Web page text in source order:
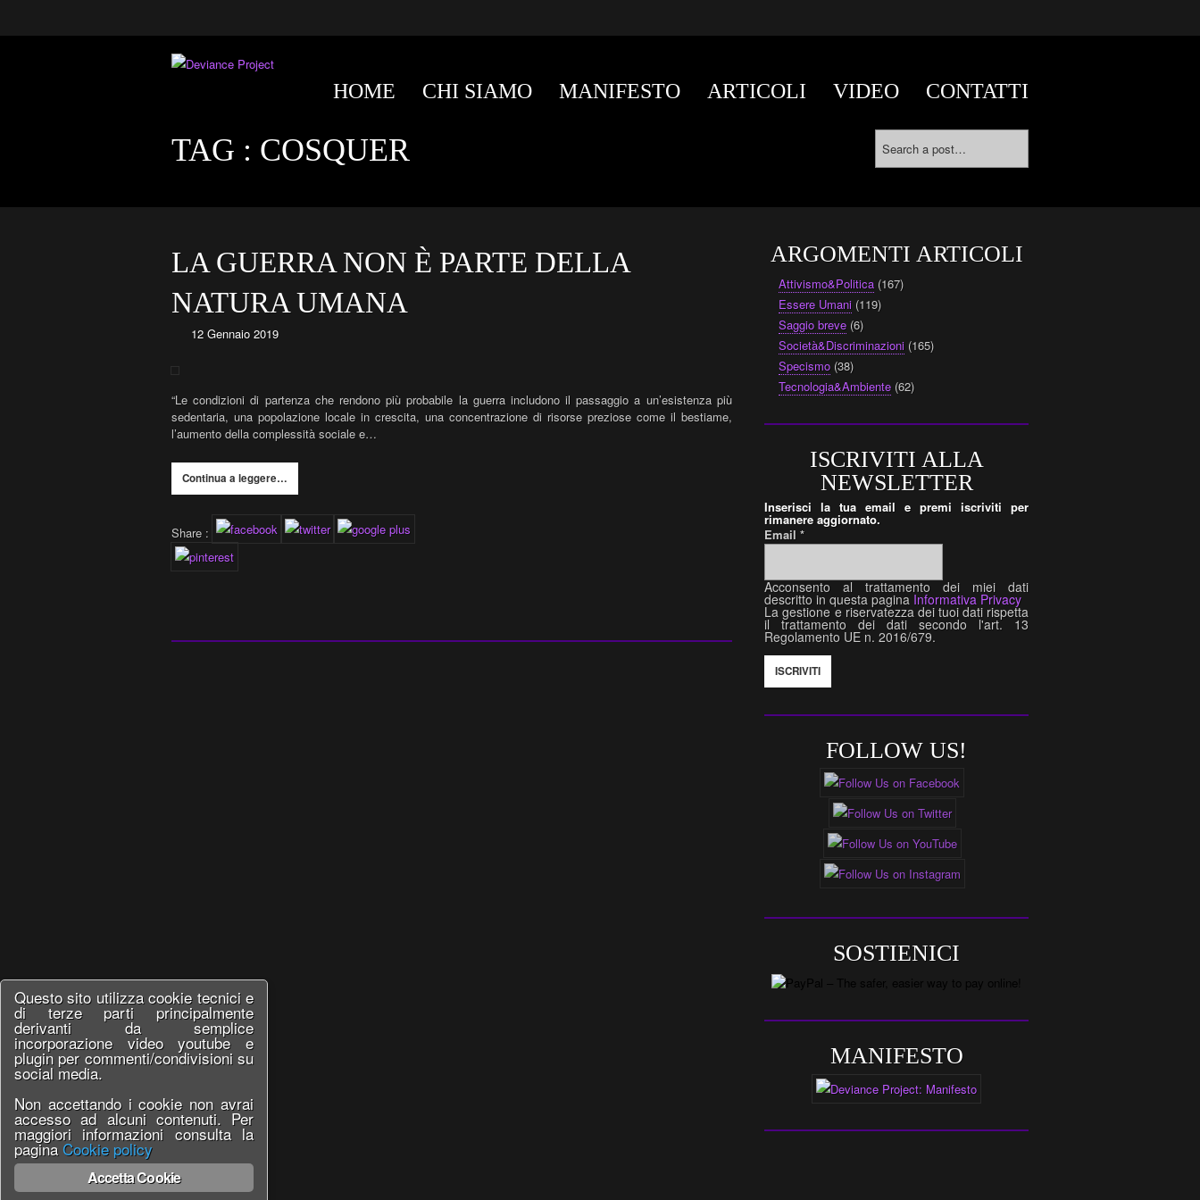
HOME CHI SIAMO MANIFESTO ARTICOLI VIDEO CONTATTI
TAG : COSQUER
LA GUERRA NON È PARTE DELLA
NATURA UMANA
12 Gennaio 2019
“Le condizioni di partenza che rendono più probabile la guerra includono il passaggio a un’esistenza più
sedentaria, una popolazione locale in crescita, una concentrazione di risorse preziose come il bestiame,
l’aumento della complessità sociale e…
Continua a leggere…
Share :
ARGOMENTI ARTICOLI
Attivismo&Politica (167)
Essere Umani (119)
Saggio breve (6)
Società&Discriminazioni (165)
Specismo (38)
Tecnologia&Ambiente (62)
ISCRIVITI ALLA
NEWSLETTER
Inserisci la tua email e premi iscriviti per
rimanere aggiornato.
Email*
Acconsento al trattamento dei miei dati
descritto in questa pagina Informativa Privacy
La gestione e riservatezza dei tuoi dati rispetta
il trattamento dei dati secondo l'art. 13
Regolamento UE n. 2016/679.
FOLLOW US!
SOSTIENICI
MANIFESTO
Questo sito utilizza cookie tecnici e
di terze parti principalmente
derivanti da semplice
incorporazione video youtube e
plugin per commenti/condivisioni su
social media.
Non accettando i cookie non avrai
accesso ad alcuni contenuti. Per
maggiori informazioni consulta la
paginaCookie policy
Accetta Cookie